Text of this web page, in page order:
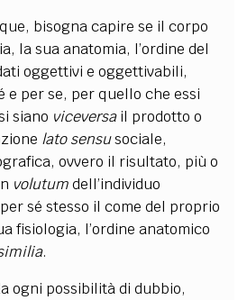
bisogna capire se il corpo
la sua anatomia, l’ordine del
oggettivi e oggettivabili,
e per se, per quello che essi
siano viceversail prodotto o
lato sensusociale,
ovvero il risultato, più o
volutumdell’individuo
sé stesso il come del proprio
fisiologia, l’ordine anatomico
.
ogni possibilità di dubbio,